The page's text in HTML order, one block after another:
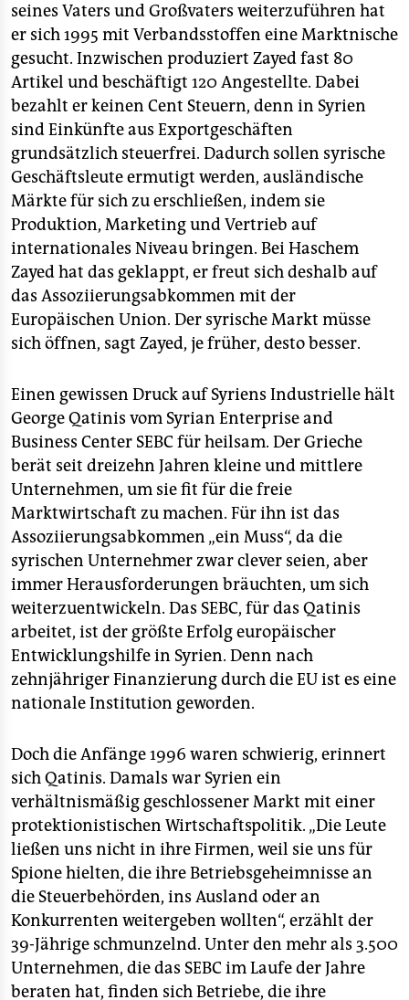
seines Vaters und Großvaters weiterzuführen hat
er sich 1995 mit Verbandsstoffen eine Marktnische
gesucht. Inzwischen produziert Zayed fast 80
Artikel und beschäftigt 120 Angestellte. Dabei
bezahlt er keinen Cent Steuern, denn in Syrien
sind Einkünfte aus Exportgeschäften
grundsätzlich steuerfrei. Dadurch sollen syrische
Geschäftsleute ermutigt werden, ausländische
Märkte für sich zu erschließen, indem sie
Produktion, Marketing und Vertrieb auf
internationales Niveau bringen. Bei Haschem
Zayed hat das geklappt, er freut sich deshalb auf
das Assoziierungsabkommen mit der
Europäischen Union. Der syrische Markt müsse
sich öffnen, sagt Zayed, je früher, desto besser.
Einen gewissen Druck auf Syriens Industrielle hält
George Qatinis vom Syrian Enterprise and
Business Center SEBC für heilsam. Der Grieche
berät seit dreizehn Jahren kleine und mittlere
Unternehmen, um sie fit für die freie
Marktwirtschaft zu machen. Für ihn ist das
Assoziierungsabkommen „ein Muss“, da die
syrischen Unternehmer zwar clever seien, aber
immer Herausforderungen bräuchten, um sich
weiterzuentwickeln. Das SEBC, für das Qatinis
arbeitet, ist der größte Erfolg europäischer
Entwicklungshilfe in Syrien. Denn nach
zehnjähriger Finanzierung durch die EU ist es eine
nationale Institution geworden.
Doch die Anfänge 1996 waren schwierig, erinnert
sich Qatinis. Damals war Syrien ein
verhältnismäßig geschlossener Markt mit einer
protektionistischen Wirtschaftspolitik. „Die Leute
ließen uns nicht in ihre Firmen, weil sie uns für
Spione hielten, die ihre Betriebsgeheimnisse an
die Steuerbehörden, ins Ausland oder an
Konkurrenten weitergeben wollten“, erzählt der
39-Jährige schmunzelnd. Unter den mehr als 3.500
Unternehmen, die das SEBC im Laufe der Jahre
beraten hat, finden sich Betriebe, die ihre